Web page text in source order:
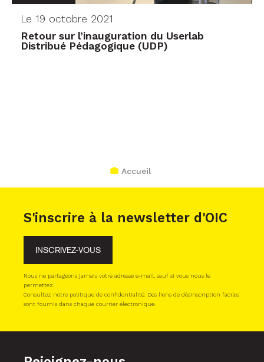
Le 19 octobre 2021
Retour sur l’inauguration du Userlab
Distribué Pédagogique (UDP)
Accueil
S'inscrire à la newsletter d'OIC
INSCRIVEZ-VOUS
Nous ne partageons jamais votre adresse e-mail, sauf si vous nous le
permettez.
Consultez notre politique de confidentialité. Des liens de désinscription faciles
sont fournis dans chaque courrier électronique.